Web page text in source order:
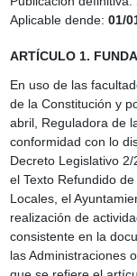
Aplicable dende: 01/
ARTÍCULO 1.
En uso de las
de la Constitución y
abril, Reguladora de
conformidad con lo
Decreto Legislativo
el Texto Refundido
Locales, el
realización de
consistente en la
las Administraciones